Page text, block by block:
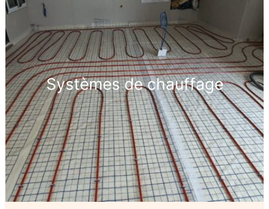
Systèmes de chauffage